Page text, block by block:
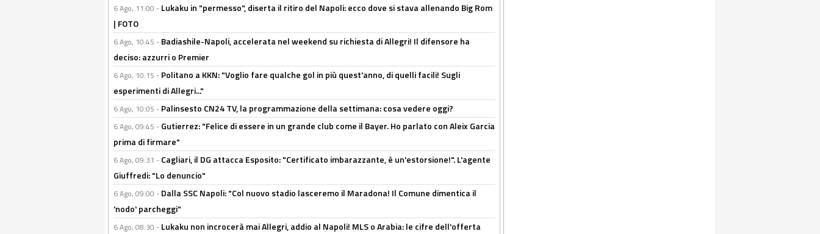
6 Ago, 11:00 - Lukaku in "permesso", diserta il ritiro del Napoli: ecco dove si stava allenando Big Rom
| FOTO
6 Ago, 10:45 - Badiashile-Napoli, accelerata nel weekend su richiesta di Allegri! Il difensore ha
deciso: azzurri o Premier
6 Ago, 10:15 - Politano a KKN: "Voglio fare qualche gol in più quest'anno, di quelli facili! Sugli
esperimenti di Allegri..."
6 Ago, 10:05 - Palinsesto CN24 TV, la programmazione della settimana: cosa vedere oggi?
6 Ago, 09:45 - Gutierrez: "Felice di essere in un grande club come il Bayer. Ho parlato con Aleix Garcia
prima di firmare"
6 Ago, 09:31 - Cagliari, il DG attacca Esposito: "Certificato imbarazzante, è un'estorsione!". L'agente
Giuffredi: "Lo denuncio"
6 Ago, 09:00 - Dalla SSC Napoli: "Col nuovo stadio lasceremo il Maradona! Il Comune dimentica il
'nodo' parcheggi"
6 Ago, 08:30 - Lukaku non incrocerà mai Allegri, addio al Napoli! MLS o Arabia: le cifre dell'offerta